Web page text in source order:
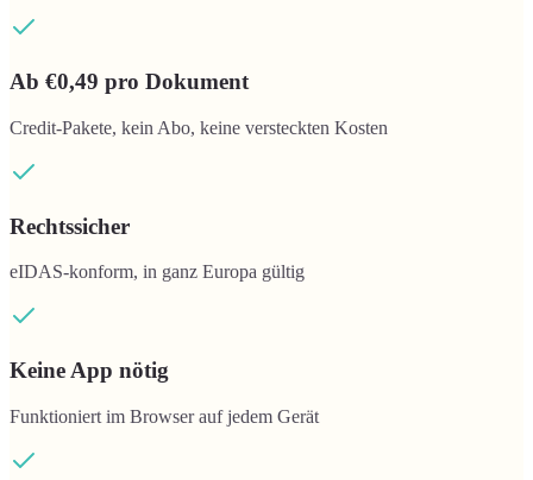
Ab €0,49 pro Dokument
Credit-Pakete, kein Abo, keine versteckten Kosten
Rechtssicher
eIDAS-konform, in ganz Europa gültig
Keine App nötig
Funktioniert im Browser auf jedem Gerät